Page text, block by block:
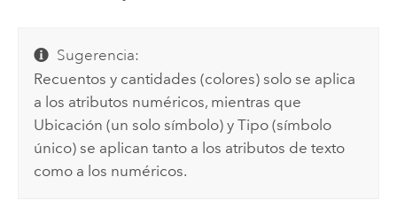
Sugerencia:
Recuentos y cantidades (colores) solo se aplica
a los atributos numéricos, mientras que
Ubicación (un solo símbolo) y Tipo (símbolo
único) se aplican tanto a los atributos de texto
como a los numéricos.